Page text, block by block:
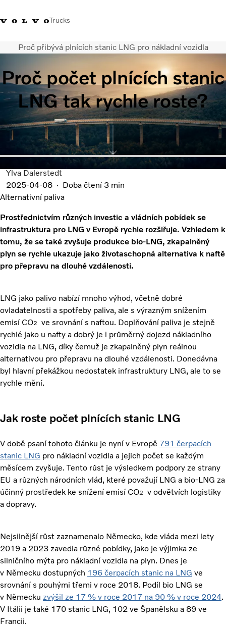
Trucks
+420 271 021 111 Klub řidičů VolvoPřihlášení k Volvo aplikacímČeská
Segmentace
Modely
Použitá vozidla
Servisní síť a prodej
Novinky
Kontaktujte nás
Kariéra
O nás
Proč přibývá plnících stanic LNG pro nákladní vozidla
Proč počet plnících stanic
LNG tak rychle roste?
Ylva Dalerstedt
2025-04-08
Doba čtení 3 min
Alternativní paliva
Prostřednictvím různých investic a vládních pobídek se
infrastruktura pro LNG v Evropě rychle rozšiřuje. Vzhledem k
tomu, že se také zvyšuje produkce bio-LNG, zkapalněný
plyn se rychle ukazuje jako životaschopná alternativa k naftě
pro přepravu na dlouhé vzdálenosti.
LNG jako palivo nabízí mnoho výhod, včetně dobré
ovladatelnosti a spotřeby paliva, ale s výrazným snížením
emisí CO2
ve srovnání s naftou. Doplňování paliva je stejně
rychlé jako u nafty a dobrý je i průměrný dojezd nákladního
vozidla na LNG, díky čemuž je zkapalněný plyn reálnou
alternativou pro přepravu na dlouhé vzdálenosti. Donedávna
byl hlavní překážkou nedostatek infrastruktury LNG, ale to se
rychle mění.
Jak roste počet plnících stanic LNG
V době psaní tohoto článku je nyní v Evropě 791 čerpacích
stanic LNG pro nákladní vozidla a jejich počet se každým
měsícem zvyšuje. Tento růst je výsledkem podpory ze strany
EU a různých národních vlád, které považují LNG a bio-LNG za
účinný prostředek ke snížení emisí CO2
v odvětvích logistiky
a dopravy.
Nejsilnější růst zaznamenalo Německo, kde vláda mezi lety
2019 a 2023 zavedla různé pobídky, jako je výjimka ze
silničního mýta pro nákladní vozidla na plyn. Dnes je
v Německu dostupných 196 čerpacích stanic na LNG ve
srovnání s pouhými třemi v roce 2018. Podíl bio LNG se
v Německu zvýšil ze 17 % v roce 2017 na 90 % v roce 2024.
V Itálii je také 170 stanic LNG, 102 ve Španělsku a 89 ve
Francii.